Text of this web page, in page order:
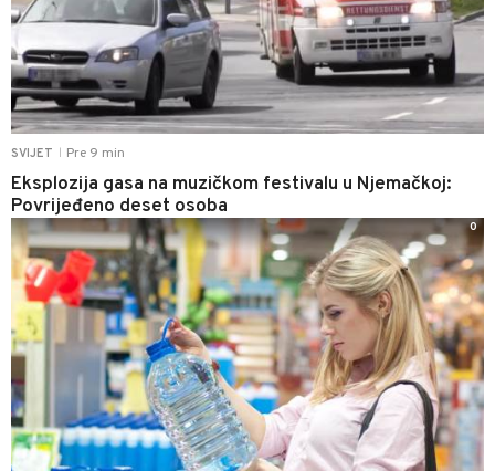
SVIJET Pre 9 min
Eksplozija gasa na muzičkom festivalu u Njemačkoj:
Povrijeđeno deset osoba
0